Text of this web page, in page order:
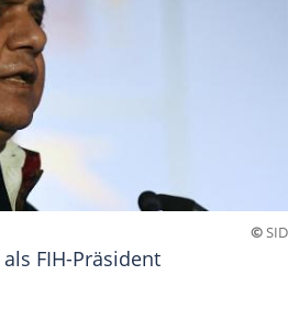
©SID
FIH-Präsident